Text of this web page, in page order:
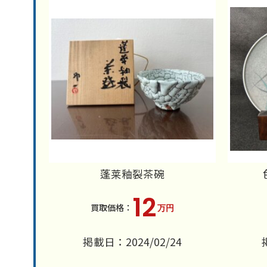
蓬莱釉裂茶碗
12万円
掲載日：2024/02/24